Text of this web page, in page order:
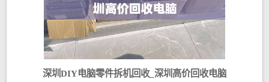
深圳DIY电脑零件拆机回收_深圳高价回收电脑